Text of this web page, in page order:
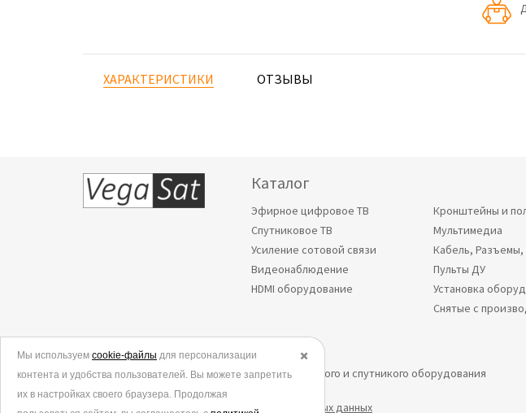
ХАРАКТЕРИСТИКИ ОТЗЫВЫ
Каталог
Эфирное цифровое ТВ
Спутниковое ТВ
Усиление сотовой связи
Видеонаблюдение
HDMI оборудование
Кронштейны и
Мультимедиа
Кабель,
Пульты ДУ
Установка
Снятые с
© 2006-2026.
Все права защищены. Интернет-магазин эфирного и спутникого оборудования
Политика в отношении обработки персональных данных
✖️
Мы используем cookie-файлы для персонализации
контента и удобства пользователей. Вы можете запретить
их в настройках своего браузера. Продолжая